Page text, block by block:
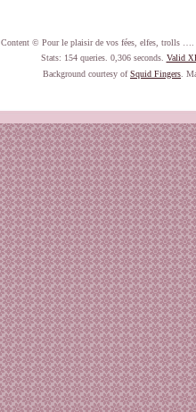
Content © Pour le plaisir de vos fées, elfes, trolls
Stats: 154 queries. 0,306 seconds. Valid
Background courtesy ofSquid Fingers .